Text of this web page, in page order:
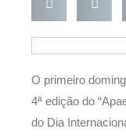
O primeiro
4ª edição do
do Dia